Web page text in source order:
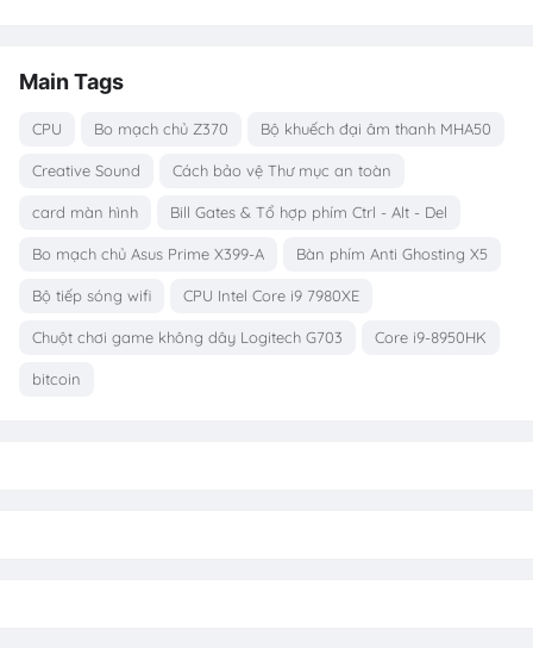
Main Tags
CPU Bo mạch chủ Z370 Bộ khuếch đại âm thanh MHA50
Creative Sound Cách bảo vệ Thư mục an toàn
card màn hình Bill Gates & Tổ hợp phím Ctrl - Alt - Del
Bo mạch chủ Asus Prime X399-A Bàn phím Anti Ghosting X5
Bộ tiếp sóng wifi CPU Intel Core i9 7980XE
Chuột chơi game không dây Logitech G703 Core i9-8950HK
bitcoin